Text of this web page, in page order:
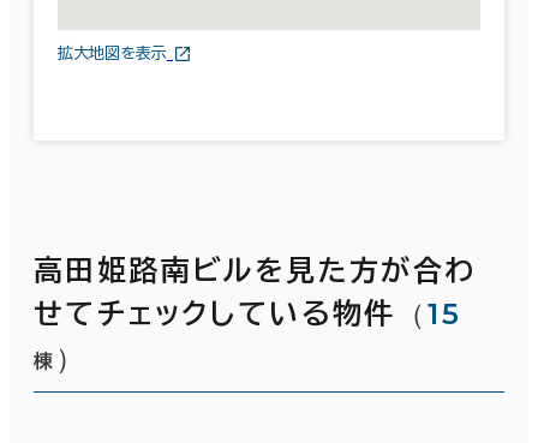
拡大地図を表示
高田姫路南ビルを見た方が合わ
せてチェックしている物件
（15
棟 ）